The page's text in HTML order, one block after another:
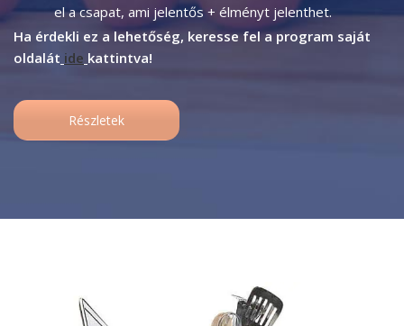
el a csapat, ami jelentős + élményt jelenthet.
Ha érdekli ez a lehetőség, keresse fel a program saját
oldalát ide kattintva!
Részletek